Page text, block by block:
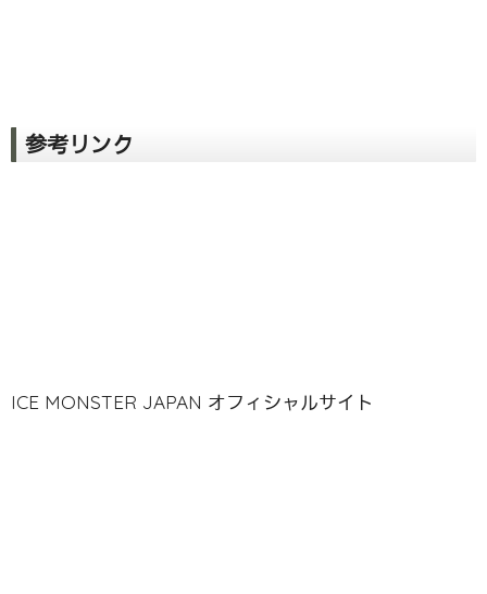
参考リンク
ICE MONSTER JAPAN オフィシャルサイト